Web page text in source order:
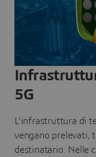
5G
L'infrastruttura di
vengano prelevati,
destinatario. Nelle